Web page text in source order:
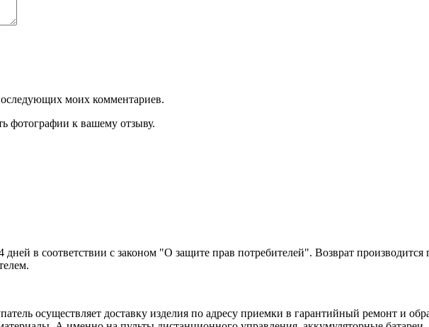
моих комментариев.
фотографии к вашему отзыву.
дней в соответствии с законом "О защите прав потребителей". Возврат
осуществляет доставку изделия по адресу приемки в гарантийный ремонт и